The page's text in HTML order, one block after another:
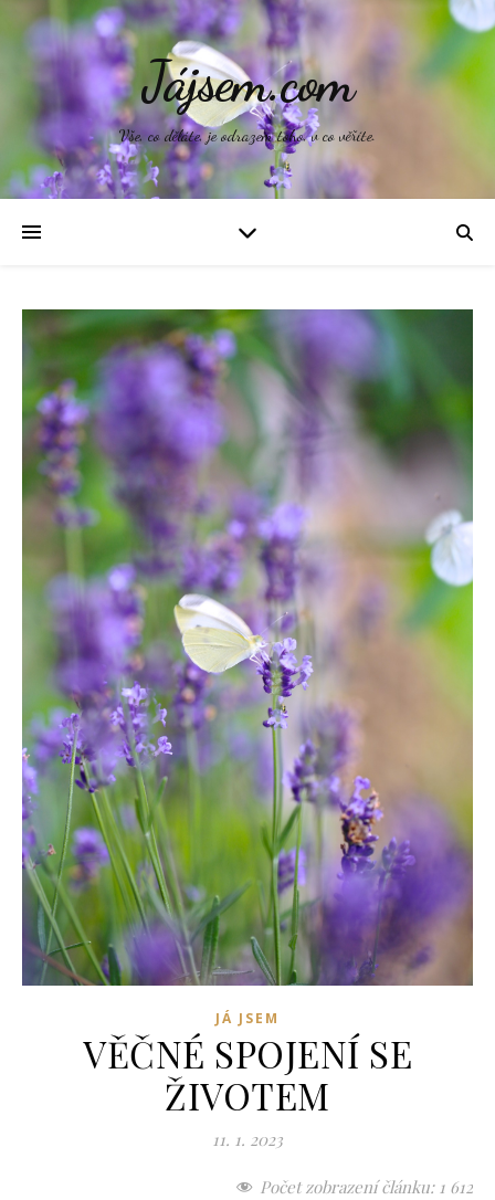
Jájsem.com
Vše, co děláte, je odrazem toho, v co věříte.
JÁ JSEM
VĚČNÉ SPOJENÍ SE
ŽIVOTEM
11. 1. 2023
Počet zobrazení článku: 1 612